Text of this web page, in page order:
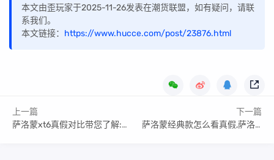
本文由歪玩家于2025-11-26发表在潮货联盟，如有疑问，请联
系我们。
本文链接： https://www.hucce.com/post/23876.html
上一篇
萨洛蒙xt6真假对比带您了解:萨洛蒙xt6正品细节图
下一篇
萨洛蒙经典款怎么看真假,萨洛蒙测评